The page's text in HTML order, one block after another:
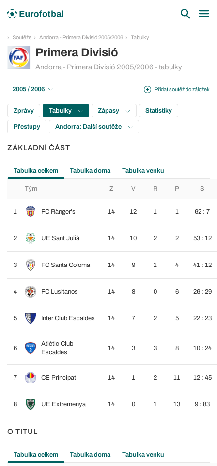
Soutěže Andorra - Primera Divisió 2005/2006 Tabulky
Primera Divisió
Andorra - Primera Divisió 2005/2006 - tabulky
Přidat soutěž do záložek
2005 / 2006
Zprávy Tabulky Zápasy Statistiky
Přestupy Andorra: Další soutěže
ZÁKLADNÍ ČÁST
Tabulka celkem Tabulka doma Tabulka venku
Tým Z V R P S
1 FC Rànger's 14 12 1 1 62 : 7
2 UE Sant Julià 14 10 2 2 53 : 12
3 FC Santa Coloma 14 9 1 4 41 : 12
4 FC Lusitanos 14 8 0 6 26 : 29
5 Inter Club Escaldes 14 7 2 5 22 : 23
6
Atlétic Club
Escaldes
14 3 3 8 10 : 24
7 CE Principat 14 1 2 11 12 : 45
8 UE Extremenya 14 0 1 13 9 : 83
O TITUL
Tabulka celkem Tabulka doma Tabulka venku